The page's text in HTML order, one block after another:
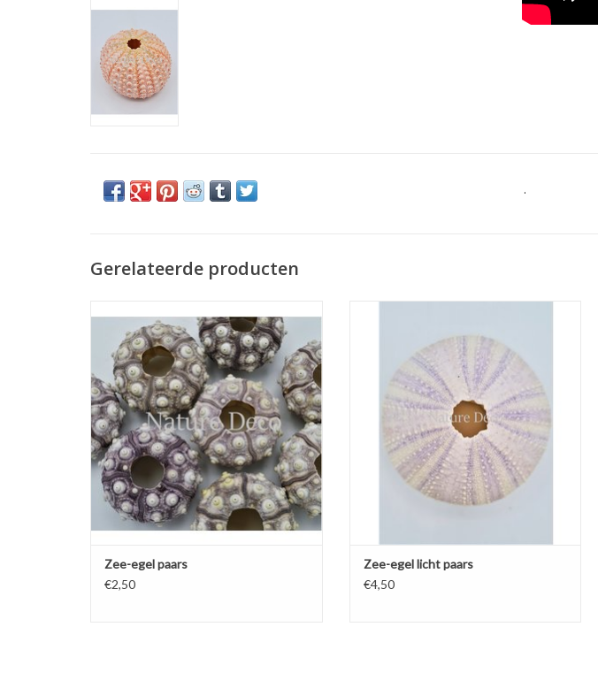
.
Gerelateerde producten
TOEVOEGEN AAN WINKELWAGEN
Zee-egel paars
€2,50
TOEVOEGEN AAN WINKELWAGEN
Zee-egel licht paars
€4,50